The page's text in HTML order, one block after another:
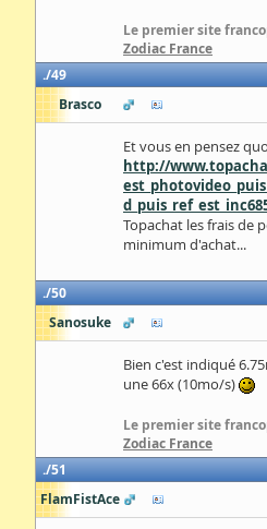
Le premier site
Zodiac France
49
Brasco
Et vous en pensez
http://
Topachat les frais de
minimum d'achat...
50
Sanosuke
Bien c'est indiqué
une 66x (10mo/s)
Le premier site
Zodiac France
51
FlamFistAce